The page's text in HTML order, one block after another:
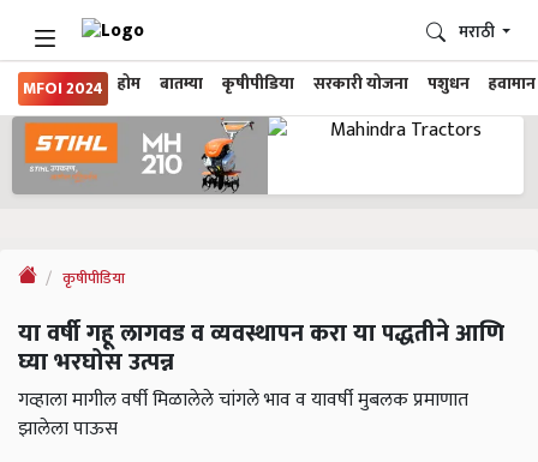
MFOI 2024 होम बातम्या कृषीपीडिया सरकारी योजना पशुधन हवामान
मराठी
कृषीपीडिया
या वर्षी गहू लागवड व व्यवस्थापन करा या पद्धतीने आणि
घ्या भरघोस उत्पन्न
गव्हाला मागील वर्षी मिळालेले चांगले भाव व यावर्षी मुबलक प्रमाणात
झालेला पाऊस